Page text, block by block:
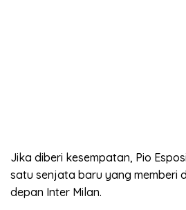
Jika diberi kesempatan, Pio
satu senjata baru yang memberi
depan Inter Milan.